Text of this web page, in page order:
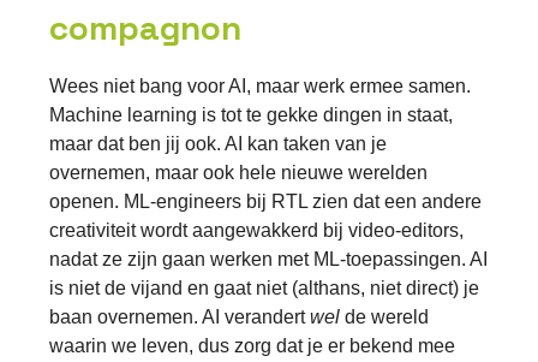
compagnon
Wees niet bang voor AI, maar werk ermee samen.
Machine learning is tot te gekke dingen in staat,
maar dat ben jij ook. AI kan taken van je
overnemen, maar ook hele nieuwe werelden
openen. ML-engineers bij RTL zien dat een andere
creativiteit wordt aangewakkerd bij video-editors,
nadat ze zijn gaan werken met ML-toepassingen. AI
is niet de vijand en gaat niet (althans, niet direct) je
baan overnemen. AI verandertwel de wereld
waarin we leven, dus zorg dat je er bekend mee